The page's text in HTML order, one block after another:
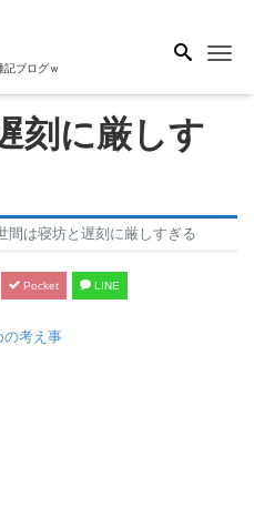
ブログｗ
刻に厳しす
間は寝坊と遅刻に厳しすぎる
Pocket LINE
の考え事